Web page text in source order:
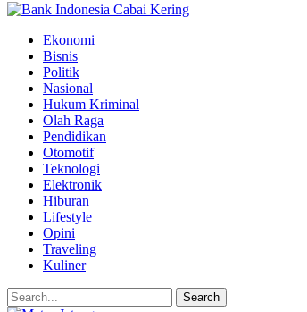
Ekonomi
Bisnis
Politik
Nasional
Hukum Kriminal
Olah Raga
Pendidikan
Otomotif
Teknologi
Elektronik
Hiburan
Lifestyle
Opini
Traveling
Kuliner